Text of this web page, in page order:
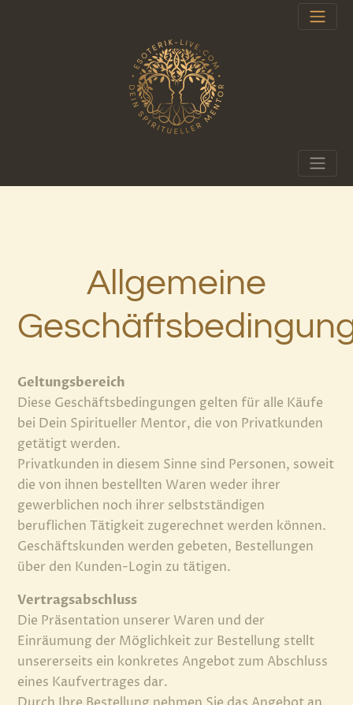
Allgemeine
Geltungsbereich
Diese Geschäftsbedingungen gelten für alle Käufe
bei Dein Spiritueller Mentor, die von Privatkunden
getätigt werden.
Privatkunden in diesem Sinne sind Personen, soweit
die von ihnen bestellten Waren weder ihrer
gewerblichen noch ihrer selbstständigen
beruflichen Tätigkeit zugerechnet werden können.
Geschäftskunden werden gebeten, Bestellungen
über den Kunden-Login zu tätigen.
Vertragsabschluss
Die Präsentation unserer Waren und der
Einräumung der Möglichkeit zur Bestellung stellt
unsererseits ein konkretes Angebot zum Abschluss
eines Kaufvertrages dar.